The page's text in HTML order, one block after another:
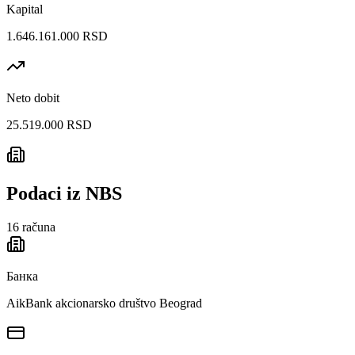
Kapital
1.646.161.000 RSD
Neto dobit
25.519.000 RSD
Podaci iz NBS
16 računa
Банка
AikBank akcionarsko društvo Beograd